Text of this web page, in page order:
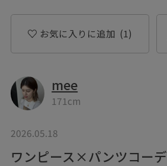
お気に入りに追加 (1)
mee
171cm
2026.05.18
ワンピース×パンツコーデ